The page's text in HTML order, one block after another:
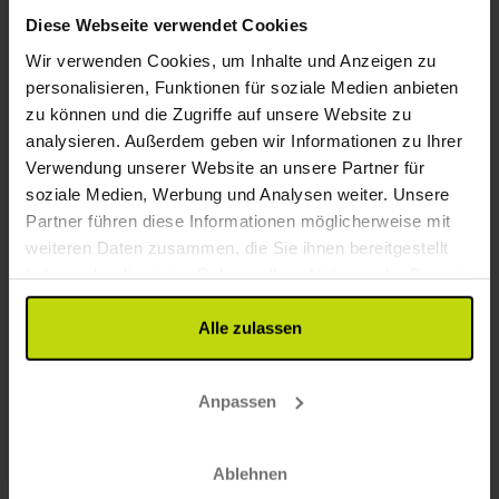
Diese Webseite verwendet Cookies
Wir verwenden Cookies, um Inhalte und Anzeigen zu
personalisieren, Funktionen für soziale Medien anbieten
zu können und die Zugriffe auf unsere Website zu
analysieren. Außerdem geben wir Informationen zu Ihrer
Verwendung unserer Website an unsere Partner für
soziale Medien, Werbung und Analysen weiter. Unsere
Partner führen diese Informationen möglicherweise mit
weiteren Daten zusammen, die Sie ihnen bereitgestellt
gesammelt haben.
Alle zulassen
Anpassen
Ablehnen
2x Übernachtungen
2x
Frühstücksbuffet
3-Gänge Menü/Buffet
∞
Gratis Nutzung von Sauna und Pool
∞
Gratis Parken am Hotel
Alles sehen, was enthalten ist
Aug p. P.199,-
Gesamt 398,-
Sep p. P.175,-
Gesamt 350,-
Okt
Mehr anzeigen
Sparen bis zu17%